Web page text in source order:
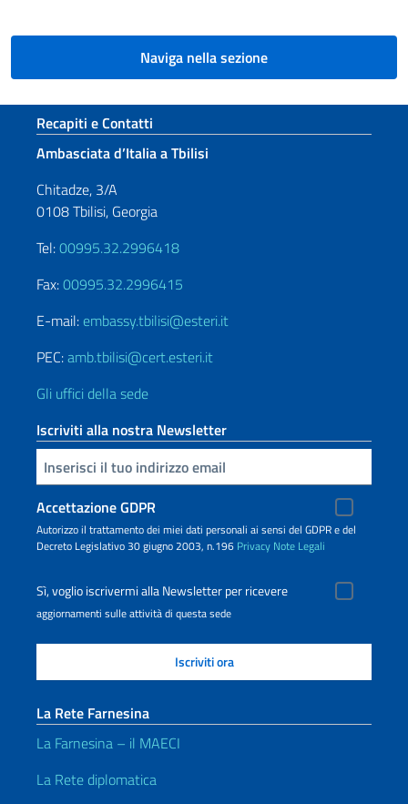
Naviga nella sezione
Sezione footer
Recapiti e Contatti
Ambasciata d’Italia a Tbilisi
Chitadze, 3/A
0108 Tbilisi, Georgia
Tel:00995.32.2996418
Fax:00995.32.2996415
E-mail: embassy.tbilisi@esteri.it
PEC:amb.tbilisi@cert.esteri.it
Gli uffici della sede
Iscriviti alla nostra Newsletter
Inserisci la tua email
Accettazione GDPR
Autorizzo il trattamento dei miei dati personali ai sensi del GDPR e del
Decreto Legislativo 30 giugno 2003, n.196 Privacy Note Legali
Sì, voglio iscrivermi alla Newsletter per ricevere
aggiornamenti sulle attività di questa sede
La Rete Farnesina
La Farnesina – il MAECI
La Rete diplomatica